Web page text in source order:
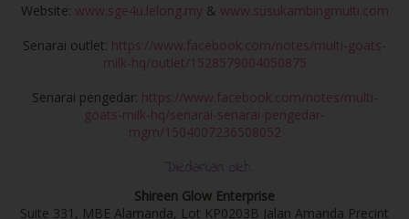
Website: www.sge4u.lelong.my& www.susukambingmulti.com
Senarai outlet: https://www.facebook.com/notes/multi-goats-
milk-hq/outlet/1528579004050875
Senarai pengedar: https://www.facebook.com/notes/multi-
goats-milk-hq/senarai-senarai-pengedar-
mgm/1504007236508052
Diedarkan oleh
Shireen Glow Enterprise
Suite 331, MBE Alamanda, Lot KP0203B Jalan Amanda Precint